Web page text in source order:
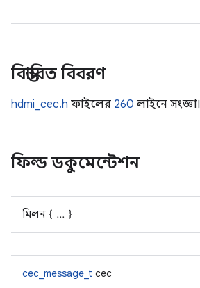
বিস্তারিত বিবরণ
hdmi_cec.h ফাইলের 260 লাইনে সংজ্ঞা।
ফিল্ড ডকুমেন্টেশন
মিলন { ... }
cec_message_t cec